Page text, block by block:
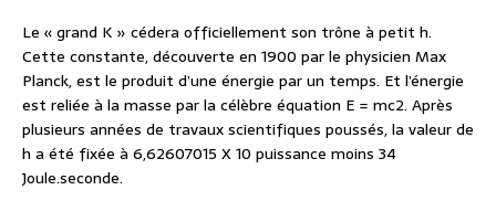
Le « grand K » cédera officiellement son trône à petit h.
Cette constante, découverte en 1900 par le physicien Max
Planck, est le produit d’une énergie par un temps. Et l’énergie
est reliée à la masse par la célèbre équation E = mc2. Après
plusieurs années de travaux scientifiques poussés, la valeur de
h a été fixée à 6,62607015 X 10 puissance moins 34
Joule.seconde.